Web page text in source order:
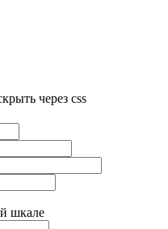
через css
шкале